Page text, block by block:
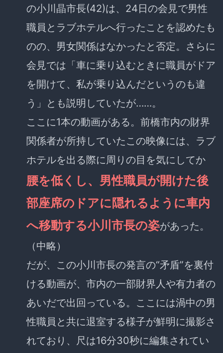
の小川晶市長(42)は、24日の会見で男性
職員とラブホテルへ行ったことを認めたも
のの、男女関係はなかったと否定。さらに
会見では「車に乗り込むときに職員がドア
を開けて、私が乗り込んだというのも違
う」とも説明していたが……。
ここに1本の動画がある。前橋市内の財界
関係者が所持していたこの映像には、ラブ
ホテルを出る際に周りの目を気にしてか
腰を低くし、男性職員が開けた後
部座席のドアに隠れるように車内
へ移動する小川市長の姿があった。
（中略）
だが、この小川市長の発言の“矛盾”を裏付
ける動画が、市内の一部財界人や有力者の
あいだで出回っている。ここには渦中の男
性職員と共に退室する様子が鮮明に撮影さ
れており、尺は16分30秒に編集されてい